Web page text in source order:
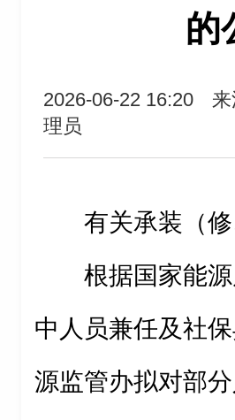
的
2026-06-22 16:20
理员
有关承装（
根据国家能
中人员兼任及社
源监管办拟对部